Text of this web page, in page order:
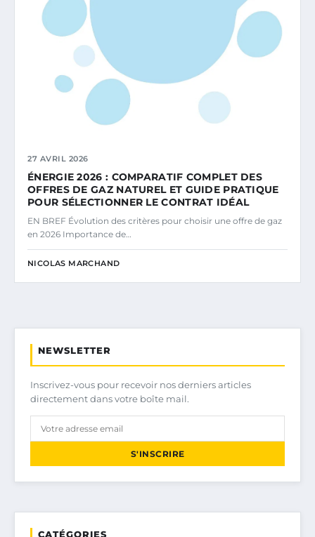
27 AVRIL 2026
ÉNERGIE 2026 : COMPARATIF COMPLET DES
OFFRES DE GAZ NATUREL ET GUIDE PRATIQUE
POUR SÉLECTIONNER LE CONTRAT IDÉAL
EN BREF Évolution des critères pour choisir une offre de gaz
en 2026 Importance de…
NICOLAS MARCHAND
NEWSLETTER
Inscrivez-vous pour recevoir nos derniers articles
directement dans votre boîte mail.
S'INSCRIRE
CATÉGORIES